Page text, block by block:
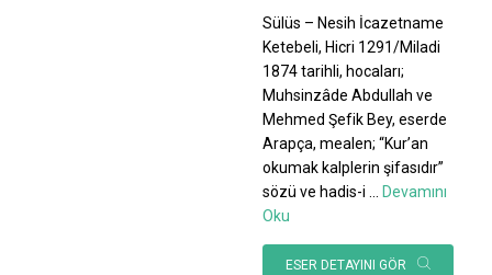
Sülüs – Nesih İcazetname
Ketebeli, Hicri 1291/Miladi
1874 tarihli, hocaları;
Muhsinzâde Abdullah ve
Mehmed Şefik Bey, eserde
Arapça, mealen; “Kur’an
okumak kalplerin şifasıdır”
sözü ve hadis-i ... Devamını
Oku
ESER DETAYINI GÖR